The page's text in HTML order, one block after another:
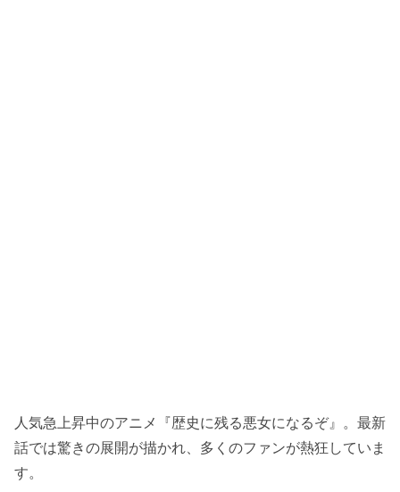
人気急上昇中のアニメ『歴史に残る悪女になるぞ』。最新
話では驚きの展開が描かれ、多くのファンが熱狂していま
す。